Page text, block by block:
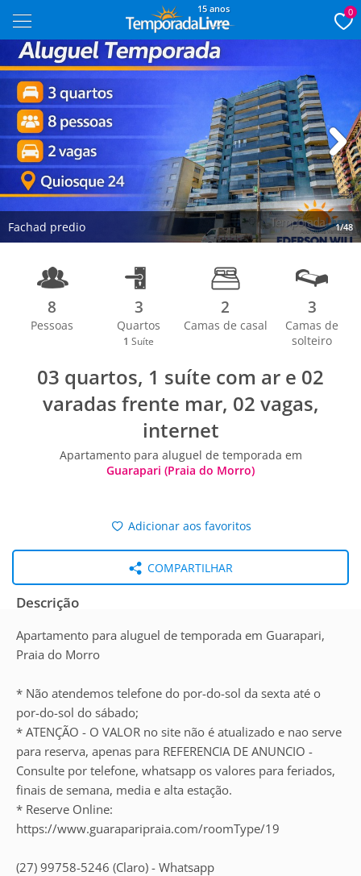
15 anos 0
Fachad predio 1/48
Next
8
Pessoas
3
Quartos
1 Suíte
2
Camas de casal
3
Camas de
solteiro
03 quartos, 1 suíte com ar e 02
varadas frente mar, 02 vagas,
internet
Apartamento para aluguel de temporada em
Guarapari (Praia do Morro)
Adicionar aos favoritos
COMPARTILHAR
Descrição
Apartamento para aluguel de temporada em Guarapari,
Praia do Morro
* Não atendemos telefone do por-do-sol da sexta até o
por-do-sol do sábado;
* ATENÇÃO - O VALOR no site não é atualizado e nao serve
para reserva, apenas para REFERENCIA DE ANUNCIO -
Consulte por telefone, whatsapp os valores para feriados,
finais de semana, media e alta estação.
* Reserve Online:
https://www.guaraparipraia.com/roomType/19
(27) 99758-5246 (Claro) - Whatsapp